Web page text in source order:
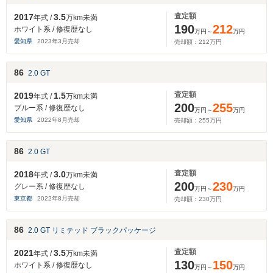
2017年式 /3.5万km未満
ホワイト系 / 修復歴なし
愛知県 2023年3 月売却
査定額
190万円～212万円
売却額： 212万円
86 2.0 GT
2019年式 /1.5万km未満
ブルー系 / 修復歴なし
愛知県 2022年8 月売却
査定額
200万円～255万円
売却額： 255万円
86 2.0 GT
2018年式 /3.0万km未満
グレー系 / 修復歴なし
東京都 2022年8 月売却
査定額
200万円～230万円
売却額： 230万円
86 2.0 GT リミテッド ブラックパッケージ
2021年式 /3.5万km未満
ホワイト系 / 修復歴なし
査定額
130万円～ 150万円